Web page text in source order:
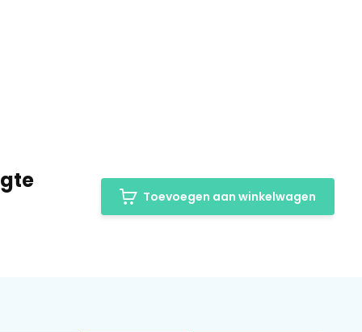
Toevoegen aan winkelwagen